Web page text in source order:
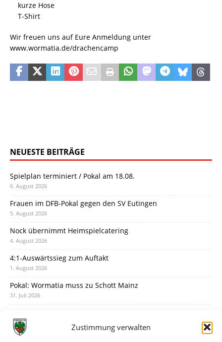
Zustimmung verwalten
 kurze Hose
 T-Shirt
Wir freuen uns auf Eure Anmeldung unter
www.wormatia.de/drachencamp
NEUESTE BEITRÄGE
Spielplan terminiert / Pokal am 18.08.
6. August 2026
Frauen im DFB-Pokal gegen den SV Eutingen
5. August 2026
Nock übernimmt Heimspielcatering
4. August 2026
4:1-Auswärtssieg zum Auftakt
1. August 2026
Pokal: Wormatia muss zu Schott Mainz
31. Juli 2026
30. Juli 2026